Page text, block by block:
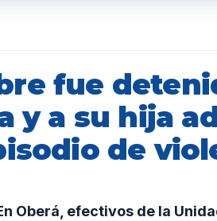
fue
y a su hija
de
Oberá, efectivos de la